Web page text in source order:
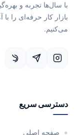
با سال‌ها تجربه و
بازار کار حرفه‌ای را
می‌کنیم.
دسترسی سریع
صفحه اصلی